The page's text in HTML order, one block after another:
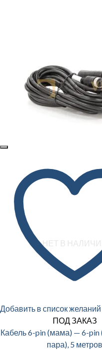
Добавить в список желаний
НЕТ В
ПОД ЗАКАЗ
Кабель 6-pin (мама) — 6-pin
пара), 5 метров